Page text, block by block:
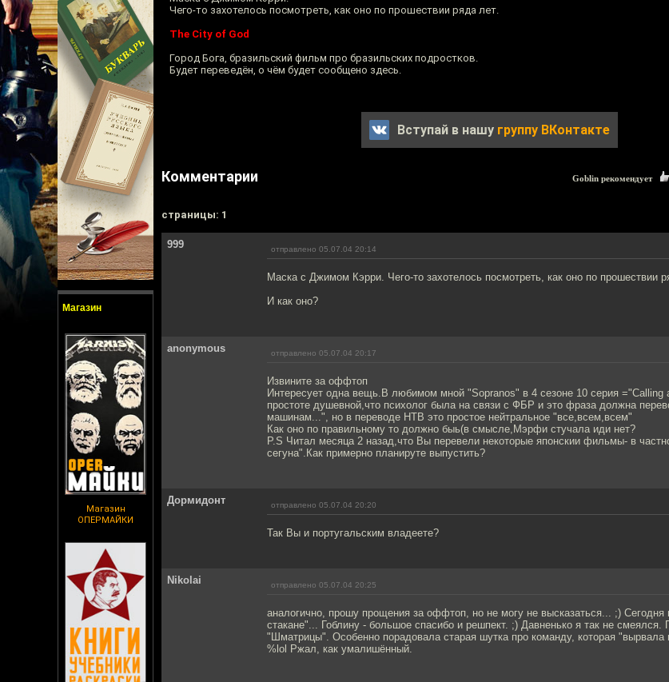
Магазин
Магазин
ОПЕРМАЙКИ
Чего-то захотелось посмотреть, как оно по прошествии ряда лет.
The City of God
Город Бога, бразильский фильм про бразильских подростков.
Будет переведён, о чём будет сообщено здесь.
Вступай в нашу группу ВКонтакте
Комментарии Goblin рекомендует
cтраницы: 1
999 отправлено 05.07.04 20:14
Маска с Джимом Кэрри. Чего-то захотелось посмотреть, как оно по прошествии
И как оно?
anonymous отправлено 05.07.04 20:17
Извините за оффтоп
Интересует одна вещь.В любимом мной "Sopranos" в 4 сезоне 10 серия
простоте душевной,что психолог была на связи с ФБР и это фраза должна
машинам...", но в переводе НТВ это простое нейтральное "все,всем,всем"
Как оно по правильному то должно быь(в смысле,Мэрфи стучала иди нет?
P.S Читал месяца 2 назад,что Вы перевели некоторые японскии фильмы- в
сегуна".Как примерно планируте выпустить?
Дормидонт отправлено 05.07.04 20:20
Так Вы и португальским владеете?
Nikolai отправлено 05.07.04 20:25
аналогично, прошу прощения за оффтоп, но не могу не высказаться... ;)
стакане"... Гоблину - большое спасибо и решпект. ;) Давненько я так не
"Шматрицы". Особенно порадовала старая шутка про команду, которая "вырвала
%lol Ржал, как умалишённый.